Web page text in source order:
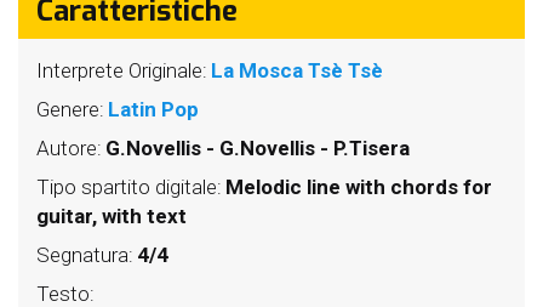
Caratteristiche
Interprete Originale: La Mosca Tsè Tsè
Genere: Latin Pop
Autore: G.Novellis - G.Novellis - P.Tisera
Tipo spartito digitale: Melodic line with chords for
guitar, with text
Segnatura: 4/4
Testo: